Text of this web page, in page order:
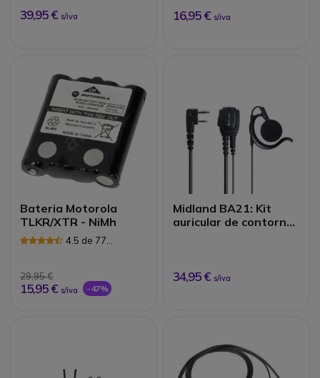
39,95 € s/iva 16,95 € s/iva
Bateria Motorola
TLKR/XTR - NiMh
4.5 de 77
29,95 €
15,95 € s/iva -47%
Midland BA21: Kit
auricular de contorno
34,95 € s/iva